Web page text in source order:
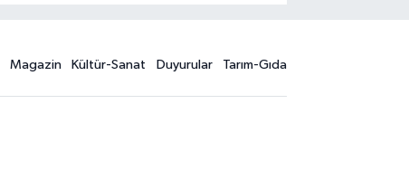
Magazin Kültür-Sanat Duyurular Tarım-Gıda